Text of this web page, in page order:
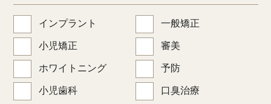
インプラント 一般矯正
小児矯正 審美
ホワイトニング 予防
小児歯科 口臭治療